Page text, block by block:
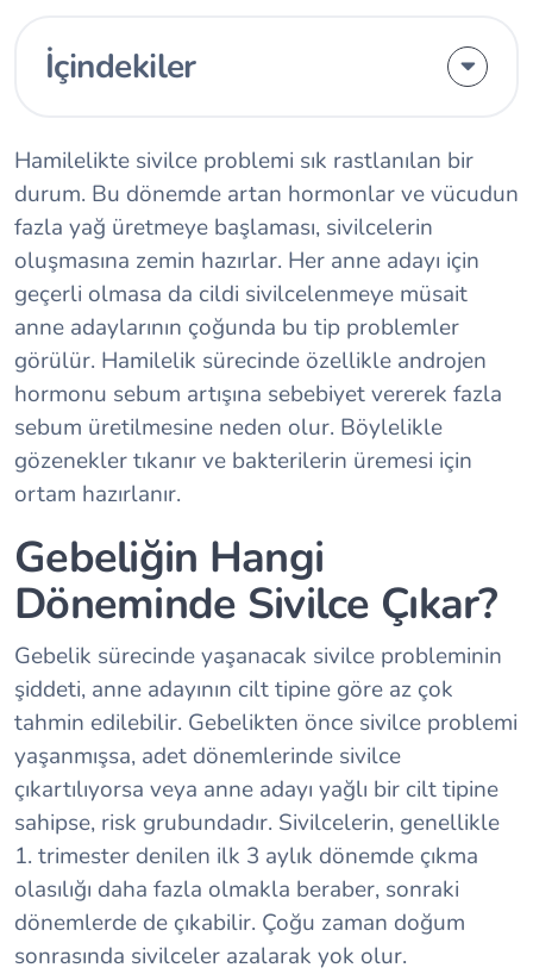
İçindekiler
Hamilelikte sivilce problemi sık rastlanılan bir
durum. Bu dönemde artan hormonlar ve vücudun
fazla yağ üretmeye başlaması, sivilcelerin
oluşmasına zemin hazırlar. Her anne adayı için
geçerli olmasa da cildi sivilcelenmeye müsait
anne adaylarının çoğunda bu tip problemler
görülür. Hamilelik sürecinde özellikle androjen
hormonu sebum artışına sebebiyet vererek fazla
sebum üretilmesine neden olur. Böylelikle
gözenekler tıkanır ve bakterilerin üremesi için
ortam hazırlanır.
Gebeliğin Hangi
Döneminde Sivilce Çıkar?
Gebelik sürecinde yaşanacak sivilce probleminin
şiddeti, anne adayının cilt tipine göre az çok
tahmin edilebilir. Gebelikten önce sivilce problemi
yaşanmışsa, adet dönemlerinde sivilce
çıkartılıyorsa veya anne adayı yağlı bir cilt tipine
sahipse, risk grubundadır. Sivilcelerin, genellikle
1. trimester denilen ilk 3 aylık dönemde çıkma
olasılığı daha fazla olmakla beraber, sonraki
dönemlerde de çıkabilir. Çoğu zaman doğum
sonrasında sivilceler azalarak yok olur.